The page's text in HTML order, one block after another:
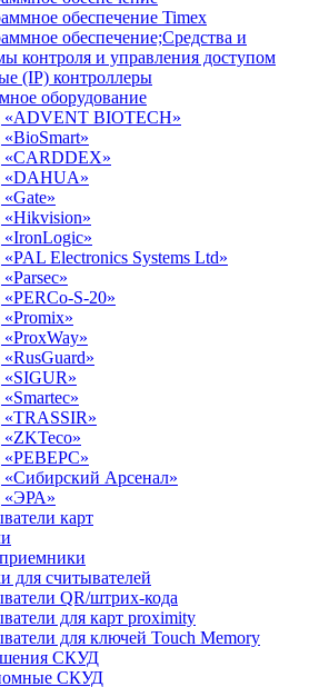
обеспечение Timex
обеспечение;Средства и
контроля и управления доступом
(IP) контроллеры
оборудование
BIOTECH»
Electronics Systems Ltd»
S-20»
Арсенал»
карт
для считывателей
QR/штрих-кода
для карт proximity
для ключей Touch Memory
СКУД
СКУД